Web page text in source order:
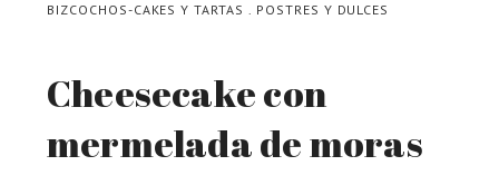
BIZCOCHOS-CAKES Y TARTAS . POSTRES Y DULCES
Cheesecake con
mermelada de moras